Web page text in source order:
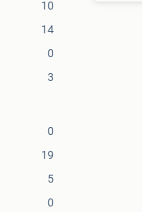
10
14
0
3
0
19
5
0